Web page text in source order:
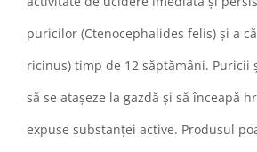
puricilor (Ctenocephalides felis) și a
ricinus) timp de 12 săptămâni. Puricii
să se atașeze la gazdă și să înceapă
expuse substanței active. Produsul